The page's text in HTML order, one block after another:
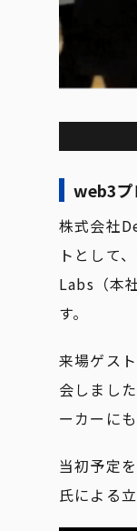
web3プ
株式会社
トとして
Labs（本
す。
来場ゲス
会しまし
ーカーに
当初予定
氏による